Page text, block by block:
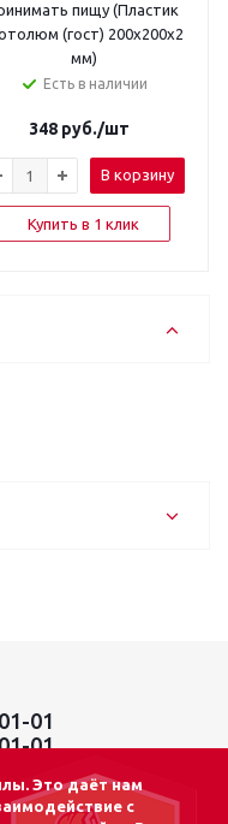
пищу (Пластик
(гост) 200x200x2
мм)
Есть в наличии
348 руб./шт
В корзину
Купить в 1 клик
01
01
Это даёт нам
с